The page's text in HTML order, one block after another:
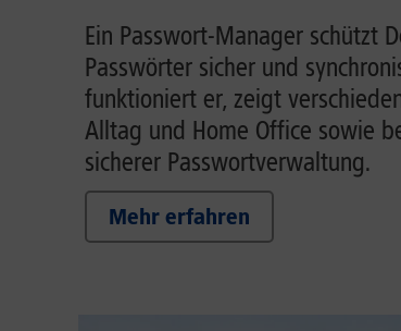
Ein Passwort-Manager schützt
Passwörter sicher und
funktioniert er, zeigt
Alltag und Home Office sowie
sicherer Passwortverwaltung.
Mehr erfahren